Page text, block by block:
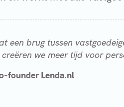
een brug tussen
we meer tijd voor
founder Lenda.nl